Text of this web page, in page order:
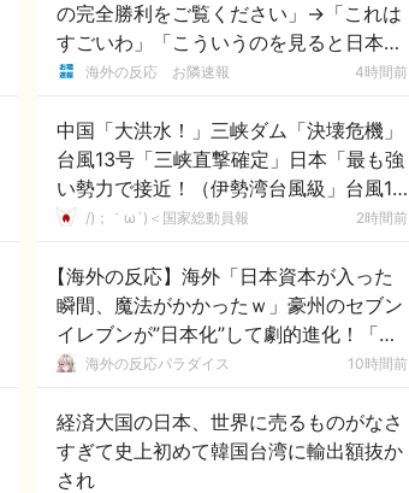
の完全勝利をご覧ください」→「これは
すごいわ」「こういうのを見ると日本人
は何か適当に作る感じがしない・・・」
海外の反応 お隣速報 4時間前
中国「大洪水！」三峡ダム「決壊危機」
台風13号「三峡直撃確定」日本「最も強
い勢力で接近！（伊勢湾台風級」台風13
号と15号「中国本土でぶつかり合う（前
/)；｀ω´)＜国家総動員報 2時間前
【海外の反応】海外「日本資本が入った
瞬間、魔法がかかったｗ」豪州のセブン
イレブンが”日本化”して劇的進化！「お
にぎりとたまごサンドが食べられるなん
海外の反応パラダイス 10時間前
経済大国の日本、世界に売るものがなさ
すぎて史上初めて韓国台湾に輸出額抜か
され